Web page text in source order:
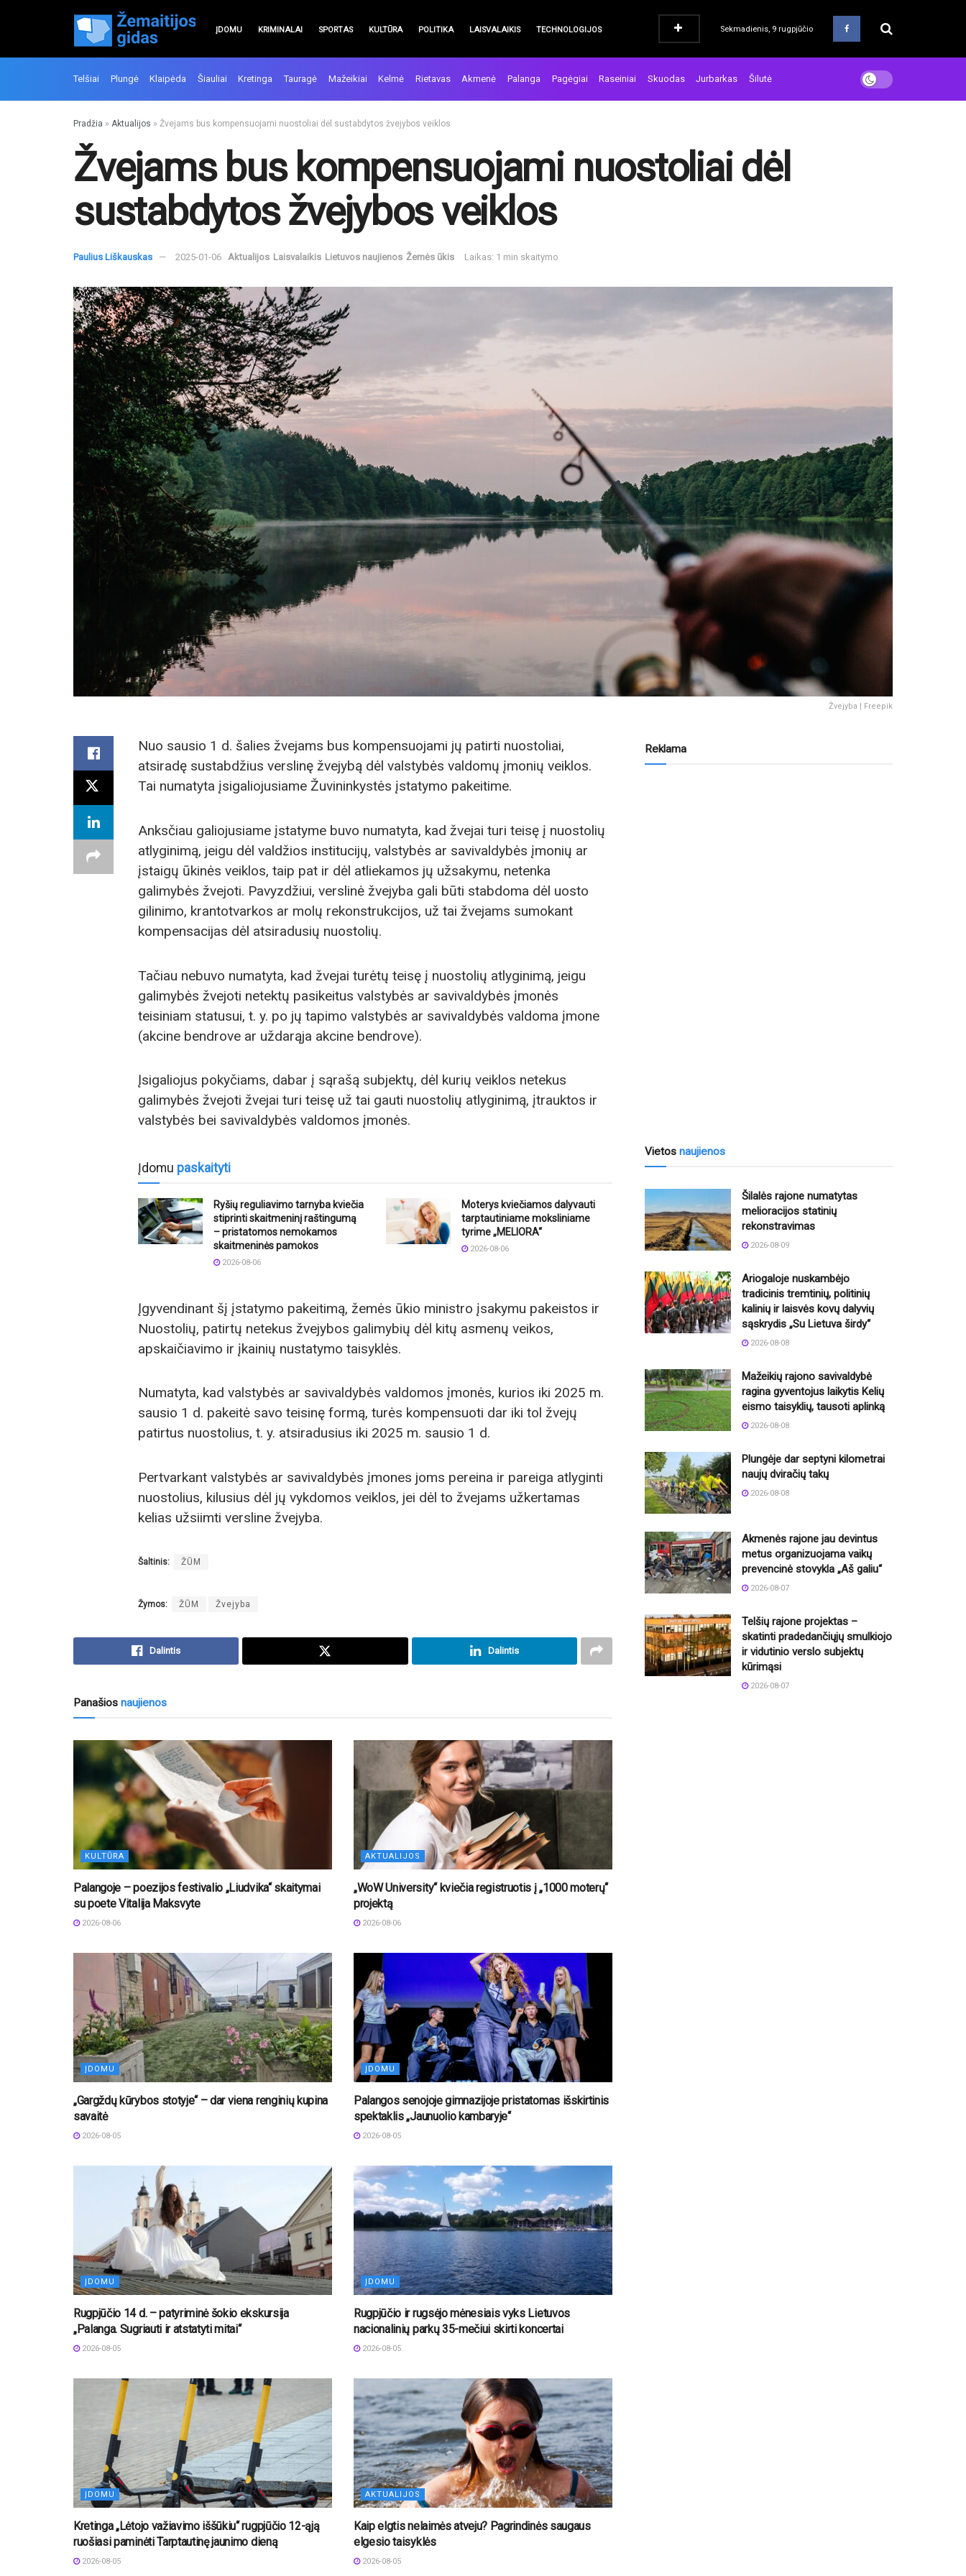
ĮDOMU KRIMINALAI SPORTAS KULTŪRA POLITIKA LAISVALAIKIS TECHNOLOGIJOS Sekmadienis, 9 rugpjūčio
Telšiai Plungė Klaipėda Šiauliai Kretinga Tauragė Mažeikiai Kelmė Rietavas Akmenė Palanga Pagėgiai Raseiniai Skuodas Jurbarkas Šilutė
Pradžia » Aktualijos » Žvejams bus kompensuojami nuostoliai dėl sustabdytos žvejybos veiklos
Žvejams bus kompensuojami nuostoliai dėl
sustabdytos žvejybos veiklos
Paulius Liškauskas 2025-01-06 Aktualijos Laisvalaikis Lietuvos naujienos Žemės ūkis Laikas: 1 min skaitymo
Žvejyba | Freepik
Nuo sausio 1 d. šalies žvejams bus kompensuojami jų patirti nuostoliai,
atsiradę sustabdžius verslinę žvejybą dėl valstybės valdomų įmonių veiklos.
Tai numatyta įsigaliojusiame Žuvininkystės įstatymo pakeitime.
Anksčiau galiojusiame įstatyme buvo numatyta, kad žvejai turi teisę į nuostolių
atlyginimą, jeigu dėl valdžios institucijų, valstybės ar savivaldybės įmonių ar
įstaigų ūkinės veiklos, taip pat ir dėl atliekamos jų užsakymu, netenka
galimybės žvejoti. Pavyzdžiui, verslinė žvejyba gali būti stabdoma dėl uosto
gilinimo, krantotvarkos ar molų rekonstrukcijos, už tai žvejams sumokant
kompensacijas dėl atsiradusių nuostolių.
Tačiau nebuvo numatyta, kad žvejai turėtų teisę į nuostolių atlyginimą, jeigu
galimybės žvejoti netektų pasikeitus valstybės ar savivaldybės įmonės
teisiniam statusui, t. y. po jų tapimo valstybės ar savivaldybės valdoma įmone
(akcine bendrove ar uždarąja akcine bendrove).
Įsigaliojus pokyčiams, dabar į sąrašą subjektų, dėl kurių veiklos netekus
galimybės žvejoti žvejai turi teisę už tai gauti nuostolių atlyginimą, įtrauktos ir
valstybės bei savivaldybės valdomos įmonės.
Įdomu paskaityti
Ryšių reguliavimo tarnyba kviečia
stiprinti skaitmeninį raštingumą
– pristatomos nemokamos
skaitmeninės pamokos
2026-08-06
Moterys kviečiamos dalyvauti
tarptautiniame moksliniame
tyrime „MELIORA“
2026-08-06
Įgyvendinant šį įstatymo pakeitimą, žemės ūkio ministro įsakymu pakeistos ir
Nuostolių, patirtų netekus žvejybos galimybių dėl kitų asmenų veikos,
apskaičiavimo ir įkainių nustatymo taisyklės.
Numatyta, kad valstybės ar savivaldybės valdomos įmonės, kurios iki 2025 m.
sausio 1 d. pakeitė savo teisinę formą, turės kompensuoti dar iki tol žvejų
patirtus nuostolius, t. y. atsiradusius iki 2025 m. sausio 1 d.
Pertvarkant valstybės ar savivaldybės įmones joms pereina ir pareiga atlyginti
nuostolius, kilusius dėl jų vykdomos veiklos, jei dėl to žvejams užkertamas
kelias užsiimti versline žvejyba.
Šaltinis: ŽŪM
Žymos: ŽŪM Žvejyba
Dalintis Dalintis
Panašios naujienos
KULTŪRA
Palangoje – poezijos festivalio „Liudvika“ skaitymai
su poete Vitalija Maksvyte
2026-08-06
AKTUALIJOS
„WoW University“ kviečia registruotis į „1000 moterų“
projektą
2026-08-06
ĮDOMU
„Gargždų kūrybos stotyje“ – dar viena renginių kupina
savaitė
2026-08-05
ĮDOMU
Palangos senojoje gimnazijoje pristatomas išskirtinis
spektaklis „Jaunuolio kambaryje“
2026-08-05
ĮDOMU
Rugpjūčio 14 d. – patyriminė šokio ekskursija
„Palanga. Sugriauti ir atstatyti mitai“
2026-08-05
ĮDOMU
Rugpjūčio ir rugsėjo mėnesiais vyks Lietuvos
nacionalinių parkų 35-mečiui skirti koncertai
2026-08-05
ĮDOMU
Kretinga „Lėtojo važiavimo iššūkiu“ rugpjūčio 12-ąją
ruošiasi paminėti Tarptautinę jaunimo dieną
2026-08-05
AKTUALIJOS
Kaip elgtis nelaimės atveju? Pagrindinės saugaus
elgesio taisyklės
2026-08-05
Reklama
Vietos naujienos
Šilalės rajone numatytas
melioracijos statinių
rekonstravimas
2026-08-09
Ariogaloje nuskambėjo
tradicinis tremtinių, politinių
kalinių ir laisvės kovų dalyvių
sąskrydis „Su Lietuva širdy“
2026-08-08
Mažeikių rajono savivaldybė
ragina gyventojus laikytis Kelių
eismo taisyklių, tausoti aplinką
2026-08-08
Plungėje dar septyni kilometrai
naujų dviračių takų
2026-08-08
Akmenės rajone jau devintus
metus organizuojama vaikų
prevencinė stovykla „Aš galiu“
2026-08-07
Telšių rajone projektas –
skatinti pradedančiųjų smulkiojo
ir vidutinio verslo subjektų
kūrimąsi
2026-08-07